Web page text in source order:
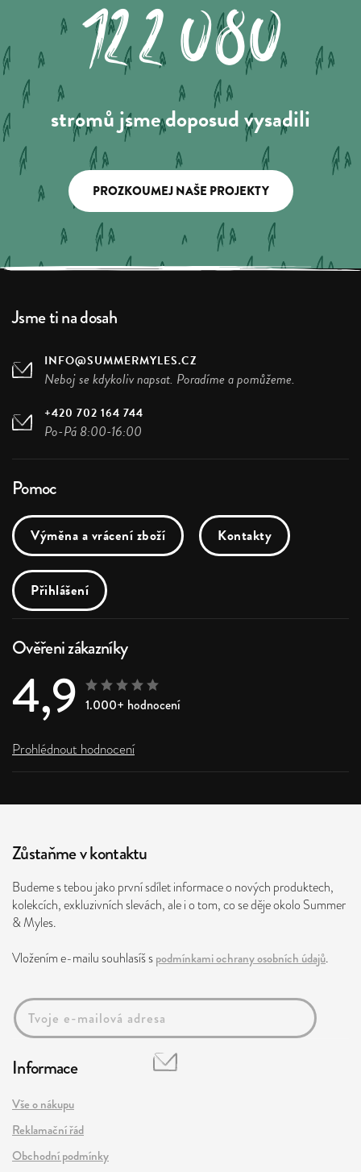
122.080
stromů jsme doposud vysadili
PROZKOUMEJ NAŠE PROJEKTY
Jsme ti na dosah
INFO@SUMMERMYLES.CZ
Neboj se kdykoliv napsat. Poradíme a pomůžeme.
+420 702 164 744
Po-Pá 8:00-16:00
Pomoc
Výměna a vrácení zboží Kontakty
Přihlášení
Ověřeni zákazníky
4,9 1.000+ hodnocení
Prohlédnout hodnocení
Zůstaňme v kontaktu
Budeme s tebou jako první sdílet informace o nových produktech,
kolekcích, exkluzivních slevách, ale i o tom, co se děje okolo Summer
& Myles.
Vložením e-mailu souhlasíš spodmínkami ochrany osobních údajů.
Informace
Vše o nákupu
Reklamační řád
Obchodní podmínky